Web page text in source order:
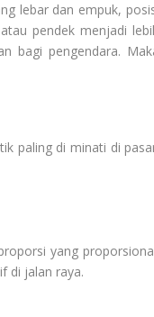
lebar dan empuk,
pendek menjadi
bagi pengendara.
paling di minati di
yang
di jalan raya.